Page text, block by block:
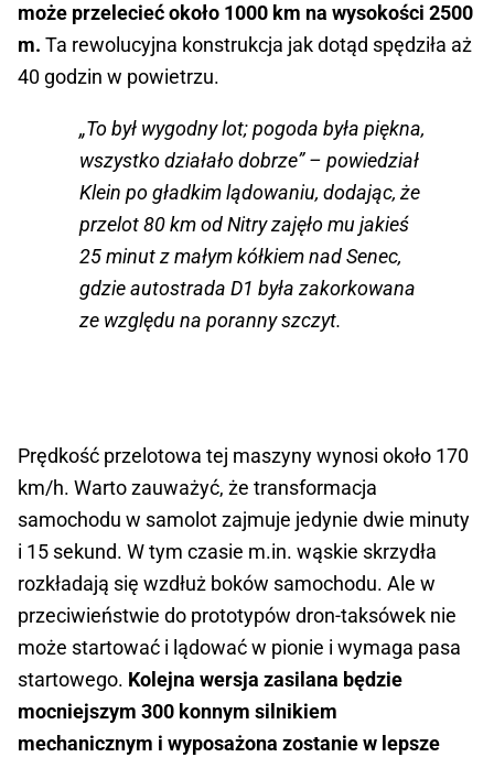
może przelecieć około 1000 km na wysokości 2500
m. Ta rewolucyjna konstrukcja jak dotąd spędziła aż
40 godzin w powietrzu.
„To był wygodny lot; pogoda była piękna,
wszystko działało dobrze” – powiedział
Klein po gładkim lądowaniu, dodając, że
przelot 80 km od Nitry zajęło mu jakieś
25 minut z małym kółkiem nad Senec,
gdzie autostrada D1 była zakorkowana
ze względu na poranny szczyt.
Prędkość przelotowa tej maszyny wynosi około 170
km/h. Warto zauważyć, że transformacja
samochodu w samolot zajmuje jedynie dwie minuty
i 15 sekund. W tym czasie m.in. wąskie skrzydła
rozkładają się wzdłuż boków samochodu. Ale w
przeciwieństwie do prototypów dron-taksówek nie
może startować i lądować w pionie i wymaga pasa
startowego. Kolejna wersja zasilana będzie
mocniejszym 300 konnym silnikiem
mechanicznym i wyposażona zostanie w lepsze